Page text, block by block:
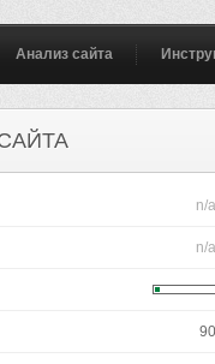
Анализ сайта
n/a
n/a
90